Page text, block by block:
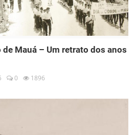
Mauá – Um retrato dos anos
0 1896